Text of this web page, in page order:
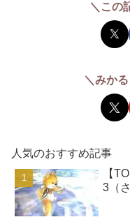
＼この
＼みか
人気のおすすめ記事
【
3（